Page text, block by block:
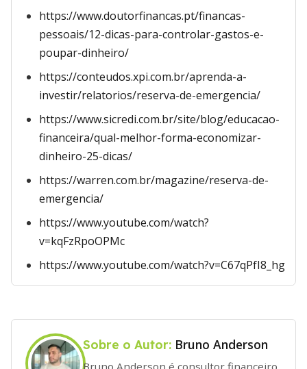
https://www.doutorfinancas.pt/financas-
pessoais/12-dicas-para-controlar-gastos-e-
poupar-dinheiro/
https://conteudos.xpi.com.br/aprenda-a-
investir/relatorios/reserva-de-emergencia/
https://www.sicredi.com.br/site/blog/educacao-
financeira/qual-melhor-forma-economizar-
dinheiro-25-dicas/
https://warren.com.br/magazine/reserva-de-
emergencia/
https://www.youtube.com/watch?
v=kqFzRpoOPMc
https://www.youtube.com/watch?v=C67qPfI8_hg
Sobre o Autor: Bruno Anderson
Bruno Anderson é consultor financeiro